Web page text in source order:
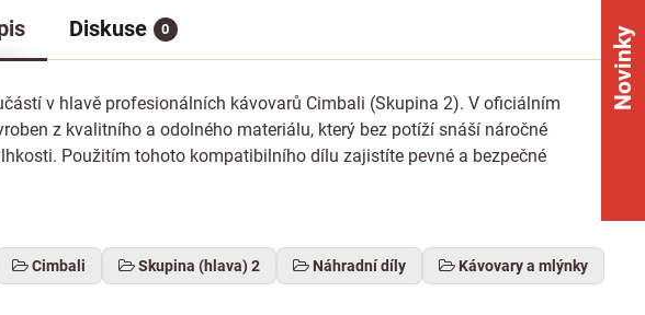
Diskuse 0
v hlavě profesionálních kávovarů Cimbali (Skupina 2). V oficiálním
z kvalitního a odolného materiálu, který bez potíží snáší náročné
Použitím tohoto kompatibilního dílu zajistíte pevné a bezpečné
Cimbali Skupina (hlava) 2 Náhradní díly Kávovary a mlýnky
Novinky